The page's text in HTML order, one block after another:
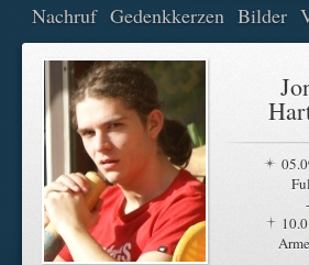
Nachruf Gedenkkerzen Bilder
-